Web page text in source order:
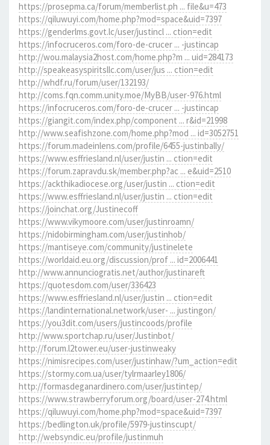
https://prosepma.ca/forum/memberlist.ph ... file&u=473
https://qiluwuyi.com/home.php?mod=space&uid=7397
https://genderlms.govt.lc/user/justincl ... ction=edit
https://infocruceros.com/foro-de-crucer ... -justincap
http://wou.malaysia2host.com/home.php?m ... uid=284173
http://speakeasyspiritsllc.com/user/jus ... ction=edit
http://whdf.ru/forum/user/132193/
http://coms.fqn.comm.unity.moe/MyBB/user-976.html
https://infocruceros.com/foro-de-crucer ... -justincap
https://giangit.com/index.php/component ... r&id=21998
http://www.seafishzone.com/home.php?mod ... id=3052751
https://forum.madeinlens.com/profile/6455-justinbally/
https://www.esffriesland.nl/user/justin ... ction=edit
https://forum.zapravdu.sk/member.php?ac ... e&uid=2510
https://ackthikadiocese.org/user/justin ... ction=edit
https://www.esffriesland.nl/user/justin ... ction=edit
https://joinchat.org/Justinecoff
https://www.vikymoore.com/user/justinroamn/
https://nidobirmingham.com/user/justinhob/
https://mantiseye.com/community/justinelete
https://worldaid.eu.org/discussion/prof ... id=2006441
http://www.annunciogratis.net/author/justinareft
https://quotesdom.com/user/336423
https://www.esffriesland.nl/user/justin ... ction=edit
https://landinternational.network/user- ... justingon/
https://you3dit.com/users/justincoods/profile
http://www.sportchap.ru/user/Justinbot/
http://forum.l2tower.eu/user-justinweaky
https://nimisrecipes.com/user/justinhaw/?um_action=edit
https://stormy.com.ua/user/tylrmaarley1806/
http://formasdeganardinero.com/user/justintep/
https://www.strawberryforum.org/board/user-274.html
https://qiluwuyi.com/home.php?mod=space&uid=7397
https://bedlington.uk/profile/5979-justinscupt/
http://websyndic.eu/profile/justinmuh